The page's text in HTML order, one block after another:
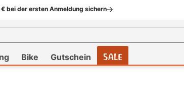
bei der ersten Anmeldung sichern
Bike Gutschein SALE